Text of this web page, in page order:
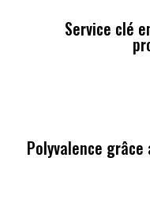
Service clé
Polyvalence